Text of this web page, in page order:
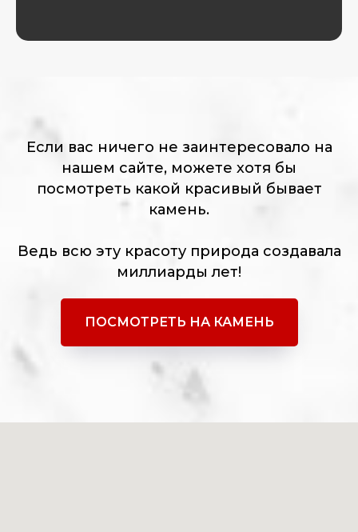
Если вас ничего не заинтересовало на
нашем сайте, можете хотя бы
посмотреть какой красивый бывает
камень.
Ведь всю эту красоту природа создавала
миллиарды лет!
ПОСМОТРЕТЬ НА КАМЕНЬ